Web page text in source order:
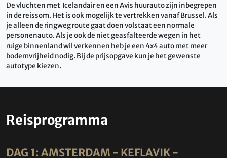
De vluchten met Icelandair en een Avis huurauto zijn inbegrepen
in de reissom. Het is ook mogelijk te vertrekken vanaf Brussel. Als
je alleen de ringweg route gaat doen volstaat een normale
personenauto. Als je ook de niet geasfalteerde wegen in het
ruige binnenland wil verkennen heb je een 4x4 auto met meer
bodemvrijheid nodig. Bij de prijsopgave kun je het gewenste
autotype kiezen.
Reisprogramma
DAG 1: AMSTERDAM - KEFLAVIK -